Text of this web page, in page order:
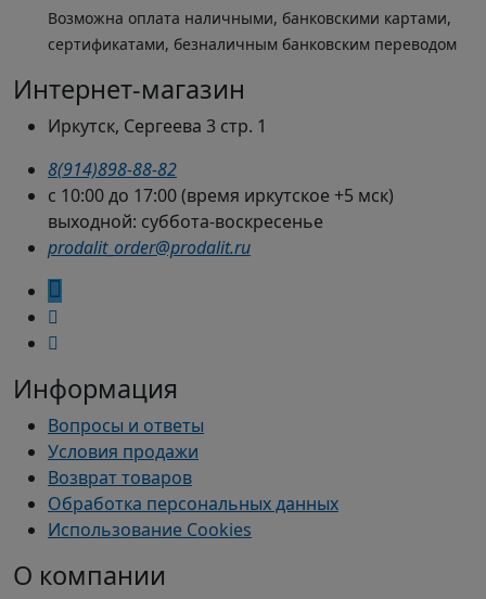
Возможна оплата наличными, банковскими картами,
сертификатами, безналичным банковским переводом
Интернет-магазин
Иркутск, Сергеева 3 стр. 1
8(914)898-88-82
с 10:00 до 17:00 (время иркутское +5 мск)
выходной: суббота-воскресенье
prodalit_order@prodalit.ru
Информация
Вопросы и ответы
Условия продажи
Возврат товаров
Обработка персональных данных
Использование Cookies
О компании